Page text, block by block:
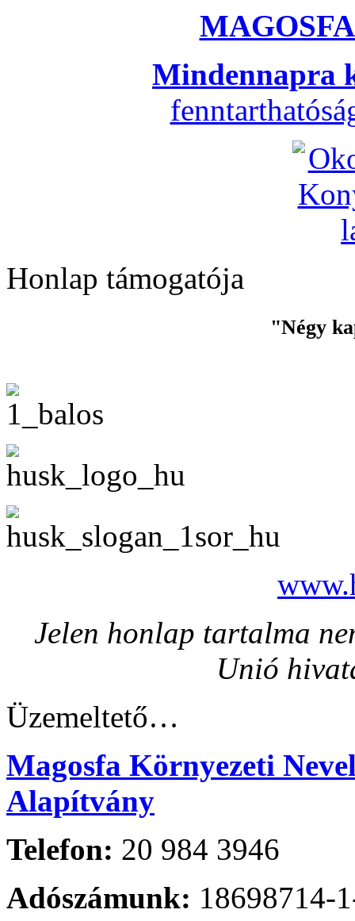
Mindennapra
Honlap támogatója
"Négy
Jelen honlap tartalma
Unió
Üzemeltető…
Magosfa Környezeti
Alapítvány
Telefon: 20 984 3946
Adószámunk: 18698714-